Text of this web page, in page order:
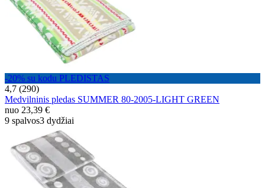
-20% su kodu PLEDISTAS
4,7 (290)
Medvilninis pledas SUMMER 80-2005-LIGHT GREEN
nuo 23,39 €
9 spalvos3 dydžiai